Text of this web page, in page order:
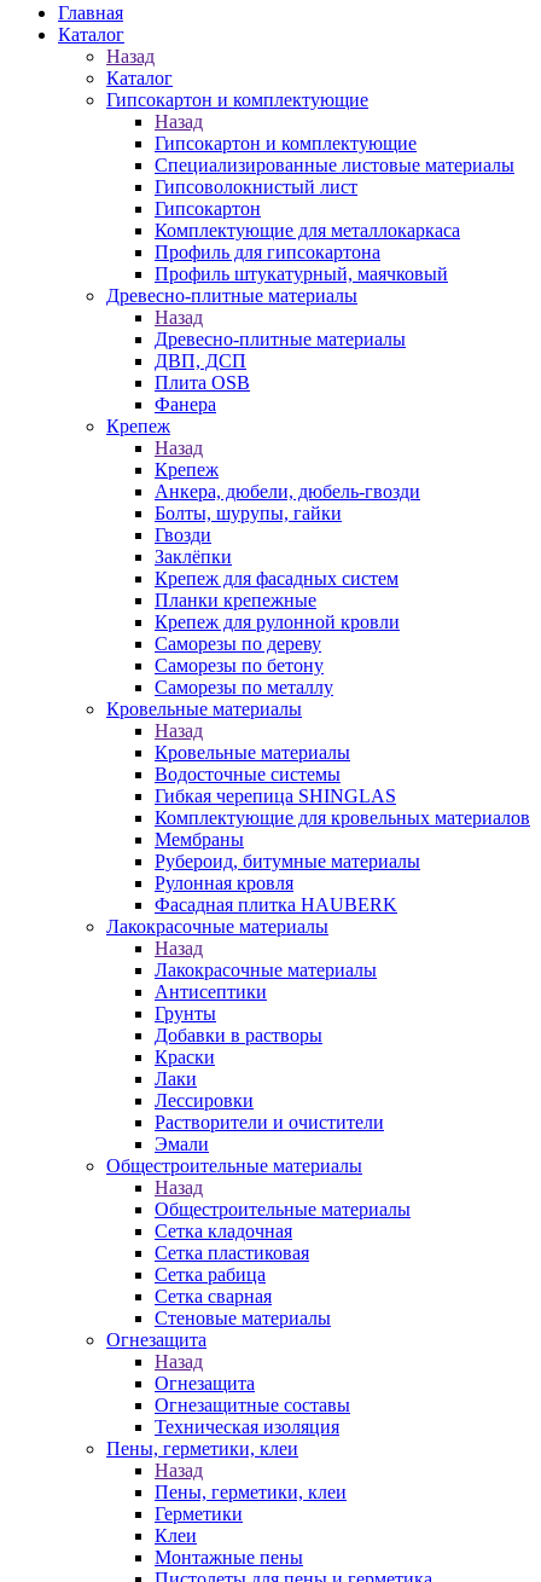
Главная
Каталог
Назад
Каталог
Гипсокартон и комплектующие
Назад
Гипсокартон и комплектующие
Специализированные листовые материалы
Гипсоволокнистый лист
Гипсокартон
Комплектующие для металлокаркаса
Профиль для гипсокартона
Профиль штукатурный, маячковый
Древесно-плитные материалы
Назад
Древесно-плитные материалы
ДВП, ДСП
Плита OSB
Фанера
Крепеж
Назад
Крепеж
Анкера, дюбели, дюбель-гвозди
Болты, шурупы, гайки
Гвозди
Заклёпки
Крепеж для фасадных систем
Планки крепежные
Крепеж для рулонной кровли
Саморезы по дереву
Саморезы по бетону
Саморезы по металлу
Кровельные материалы
Назад
Кровельные материалы
Водосточные системы
Гибкая черепица SHINGLAS
Комплектующие для кровельных материалов
Мембраны
Рубероид, битумные материалы
Рулонная кровля
Фасадная плитка HAUBERK
Лакокрасочные материалы
Назад
Лакокрасочные материалы
Антисептики
Грунты
Добавки в растворы
Краски
Лаки
Лессировки
Растворители и очистители
Эмали
Общестроительные материалы
Назад
Общестроительные материалы
Сетка кладочная
Сетка пластиковая
Сетка рабица
Сетка сварная
Стеновые материалы
Огнезащита
Назад
Огнезащита
Огнезащитные составы
Техническая изоляция
Пены, герметики, клеи
Назад
Пены, герметики, клеи
Герметики
Клеи
Монтажные пены